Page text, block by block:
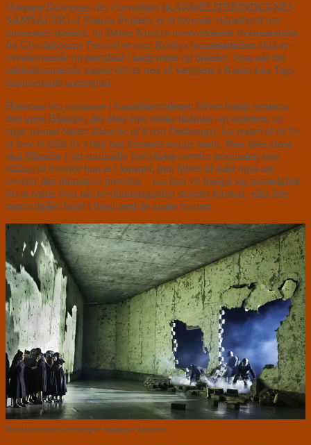
Operaen Dialogues des Carmélites (KARMELITERINDERNES
SAMTALER) af Francis Poulenc er et levende vidnesbyrd om
nonnernes skæbne, og Barrie Koskys overvældende iscenesættelse
fra Glyndebourne Festival er som Koskys iscenesættelser altid er –
overbevisende og magtfuld i både toner og billeder. Som når det
udefrakommende mørke driver ned ad væggene i Katrin Lea Tags
imponerende scenografi.
Historien om nonnerne i karmeliterordenen bliver fortalt gennem
den unge Blanche, der efter eget ønske tilslutter sig ordenen, og
tager navnet Søster Blanche af Kristi Dødsangst, for resten af sit liv
at leve et stille liv i bøn bag klostrets trygge mure. Men ikke alene
skal Blanche i sin spirituelle fordybelse overfor priorinden tage
stilling til hvorfor hun er i klostret, hun bliver til sidst også sat
overfor den ultimative prøvelse – om hun vil frasige sig nonneløftet
for at redde livet når revolutionsgarden stormer klostret, eller lide
martyrdøden hånd i hånd med de andre nonner.
Revolutionens fortropper indtager klostret.